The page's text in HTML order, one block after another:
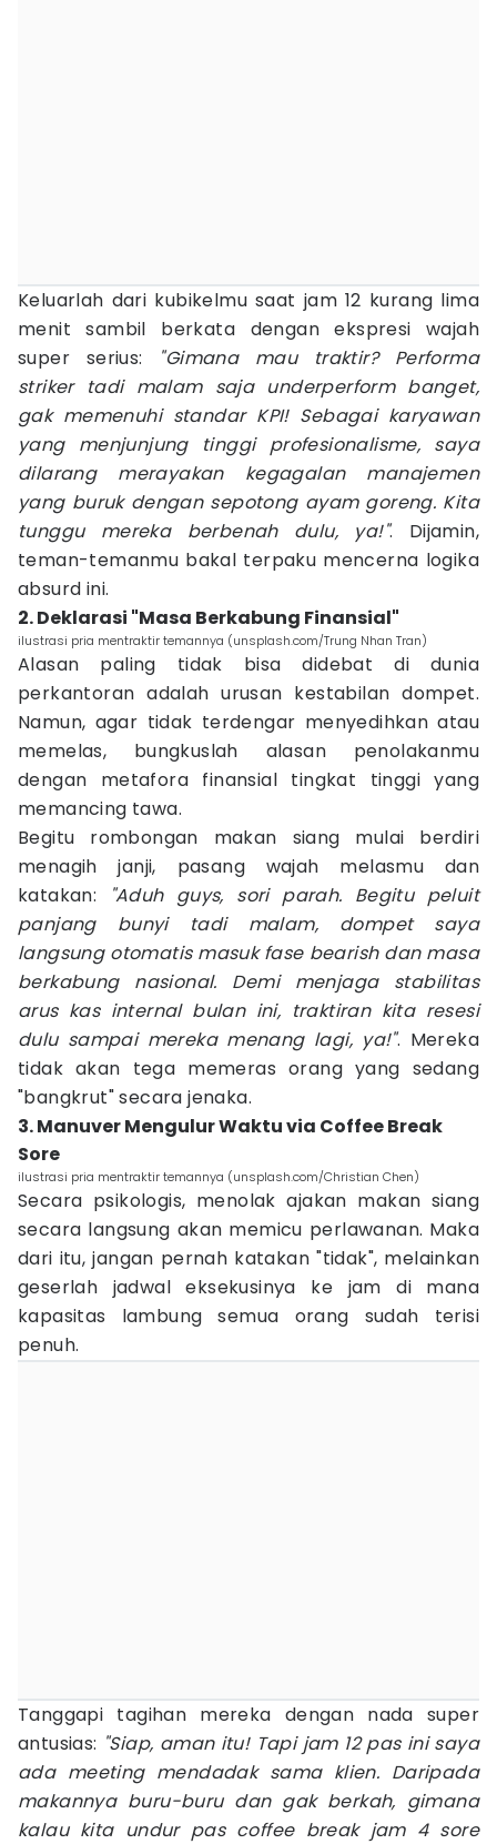
Keluarlah dari kubikelmu saat jam 12 kurang lima
menit sambil berkata dengan ekspresi wajah
super serius:
"Gimana mau traktir? Performa
striker tadi malam saja underperform banget,
gak memenuhi standar KPI! Sebagai karyawan
yang menjunjung tinggi profesionalisme, saya
dilarang merayakan kegagalan manajemen
yang buruk dengan sepotong ayam goreng. Kita
tunggu mereka berbenah dulu, ya!". Dijamin,
teman-temanmu bakal terpaku mencerna logika
absurd ini.
2. Deklarasi "Masa Berkabung Finansial"
ilustrasi pria mentraktir temannya (unsplash.com/Trung Nhan Tran)
Alasan paling tidak bisa didebat di dunia
perkantoran adalah urusan kestabilan dompet.
Namun, agar tidak terdengar menyedihkan atau
memelas, bungkuslah alasan penolakanmu
dengan metafora finansial tingkat tinggi yang
memancing tawa.
Begitu rombongan makan siang mulai berdiri
menagih janji, pasang wajah melasmu dan
katakan:
"Aduh guys, sori parah. Begitu peluit
panjang bunyi tadi malam, dompet saya
langsung otomatis masuk fase bearish dan masa
berkabung nasional. Demi menjaga stabilitas
arus kas internal bulan ini, traktiran kita resesi
dulu sampai mereka menang lagi, ya!". Mereka
tidak akan tega memeras orang yang sedang
"bangkrut" secara jenaka.
3. Manuver Mengulur Waktu via Coffee Break
Sore
ilustrasi pria mentraktir temannya (unsplash.com/Christian Chen)
Secara psikologis, menolak ajakan makan siang
secara langsung akan memicu perlawanan. Maka
dari itu, jangan pernah katakan "tidak", melainkan
geserlah jadwal eksekusinya ke jam di mana
kapasitas lambung semua orang sudah terisi
penuh.
Tanggapi tagihan mereka dengan nada super
antusias: "Siap, aman itu! Tapi jam 12 pas ini saya
ada meeting mendadak sama klien. Daripada
makannya buru-buru dan gak berkah, gimana
kalau kita undur pas coffee break jam 4 sore